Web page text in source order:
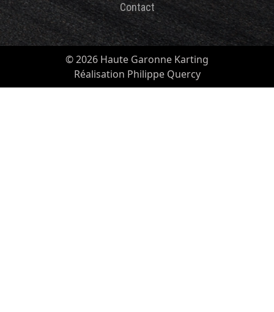
Contact
© 2026 Haute Garonne Karting
Réalisation Philippe Quercy